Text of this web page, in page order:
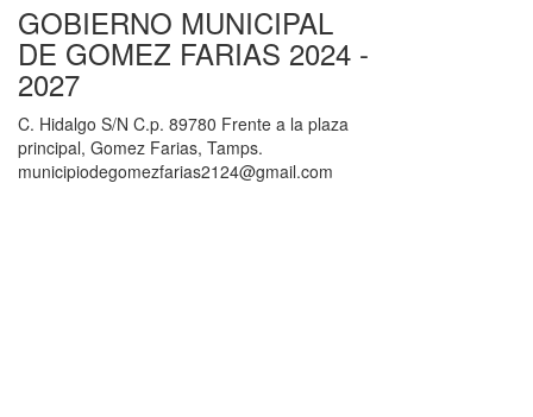
GOBIERNO MUNICIPAL
DE GOMEZ FARIAS 2024 -
2027
C. Hidalgo S/N C.p. 89780 Frente a la plaza
principal, Gomez Farias, Tamps.
municipiodegomezfarias2124@gmail.com